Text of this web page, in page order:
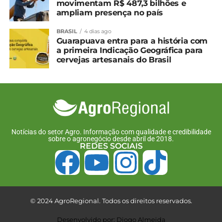
NÃO PERCA
Café: Exportações são recordes na safra
24/25
movimentam R$ 487,3 bilhões e
ampliam presença no país
BRASIL 4 dias ago
Guarapuava entra para a história com
a primeira Indicação Geográfica para
cervejas artesanais do Brasil
Notícias do setor Agro. Informação com qualidade e credibilidade
sobre o agronegócio desde abril de 2018.
REDES SOCIAIS
© 2024 AgroRegional. Todos os direitos reservados.
Desenvolvido por: Diogo Almeida